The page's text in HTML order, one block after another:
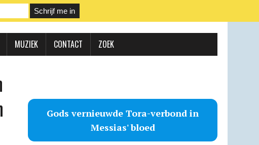
MUZIEK CONTACT ZOEK
Gods vernieuwde Tora-verbond in
Messias' bloed